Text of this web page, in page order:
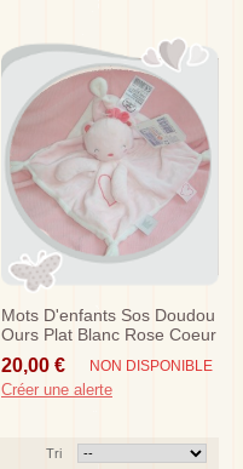
Mots D'enfants Sos Doudou
Ours Plat Blanc Rose Coeur
20,00 € NON DISPONIBLE
Créer une alerte
Tri